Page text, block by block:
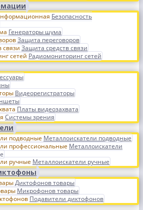
Безопасность
Генераторы шума
Защита переговоров
Защита средств связи
Радиомониторинг сетей
Видеорегистраторы
Платы видеозахвата
Системы зрения
Металлоискатели подводные
Металлоискатели
Металлоискатели ручные
Диктофонов товары
Микрофонов товары
Подавители диктофонов